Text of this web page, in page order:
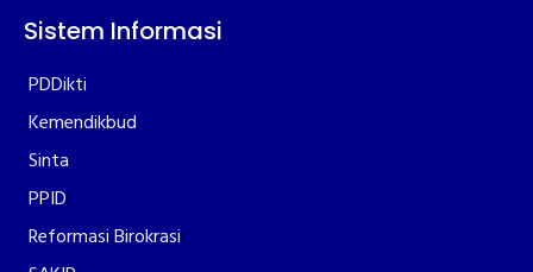
Sistem Informasi
PDDikti
Kemendikbud
Sinta
PPID
Reformasi Birokrasi